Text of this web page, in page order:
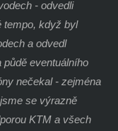
- odvedli
tempo, když byl
a odvedl
eventuálního
nečekal - zejména
se výrazně
KTM a všech